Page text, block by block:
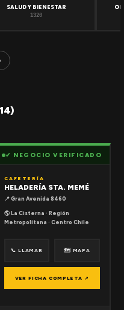
SALUD Y BIENESTAR
1320
✔ NEGOCIO VERIFICADO
CAFETERÍA
HELADERÍA STA. MEMÉ
📍 Gran Avenida 8460
🌎 La Cisterna · Región
Metropolitana · Centro Chile
📞 LLAMAR 🗺 MAPA
VER FICHA COMPLETA ↗